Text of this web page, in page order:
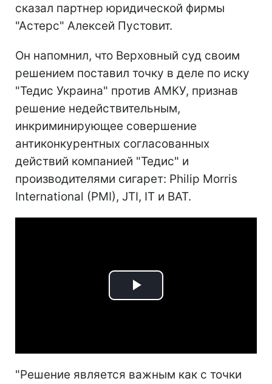
сказал партнер юридической фирмы
"Астерс" Алексей Пустовит.
Он напомнил, что Верховный суд своим
решением поставил точку в деле по иску
"Тедис Украина" против АМКУ, признав
решение недействительным,
инкриминирующее совершение
антиконкурентных согласованных
действий компанией "Тедис" и
производителями сигарет: Philip Morris
International (PMI), JTI, IT и BAT.
Play
"Решение является важным как с точки